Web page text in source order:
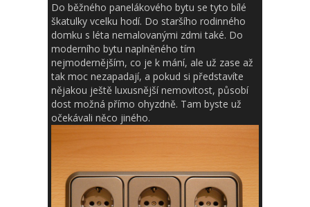
Do běžného panelákového bytu se tyto bílé
škatulky vcelku hodí. Do staršího rodinného
domku s léta nemalovanými zdmi také. Do
moderního bytu naplněného tím
nejmodernějším, co je k mání, ale už zase až
tak moc nezapadají, a pokud si představíte
nějakou ještě luxusnější nemovitost, působí
dost možná přímo ohyzdně. Tam byste už
očekávali něco jiného.